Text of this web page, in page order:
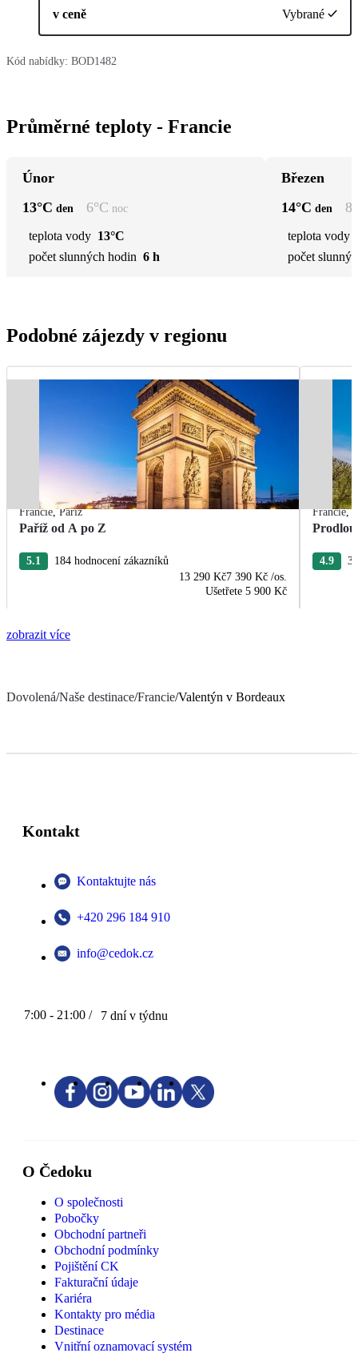
v ceně Vybrané
Kód nabídky: BOD1482
Průměrné teploty - Francie
Únor
13°C den 6°C noc
teplota vody 13°C
počet slunných hodin 6 h
Březen
14°C den 8
teplota vody
počet
Podobné zájezdy v regionu
Francie,Paříž
Paříž od A po Z
5.1
184 hodnocení zákazníků
13 290 Kč7 390 Kč /os.
Ušetřete 5 900 Kč
Francie,
4.9
zobrazit více
Dovolená/Naše destinace/Francie/Valentýn v Bordeaux
Kontakt
Kontaktujte nás
+420 296 184 910
info@cedok.cz
7:00 - 21:00 / 7 dní v týdnu
O Čedoku
O společnosti
Pobočky
Obchodní partneři
Obchodní podmínky
Pojištění CK
Fakturační údaje
Kariéra
Kontakty pro média
Destinace
Vnitřní oznamovací systém